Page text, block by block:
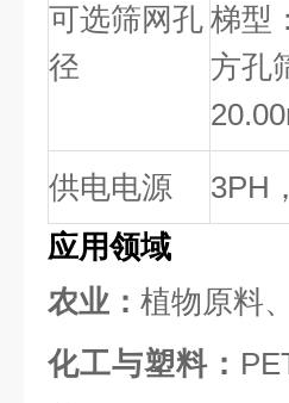
可选筛网孔
径
梯型：
方孔
供电电源 3PH ，
应用领域
农业： 植物原料
化工与塑料：